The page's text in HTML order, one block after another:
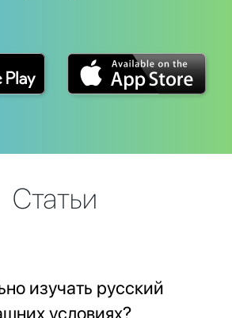
Статьи
изучать русский
условиях?